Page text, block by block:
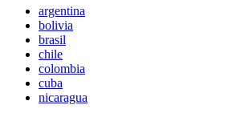
argentina
bolivia
brasil
chile
colombia
cuba
nicaragua